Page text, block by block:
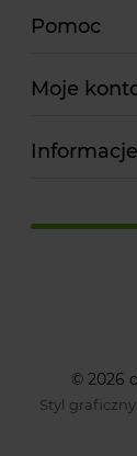
Pomoc
Moje
Informacje
© 2026
Styl